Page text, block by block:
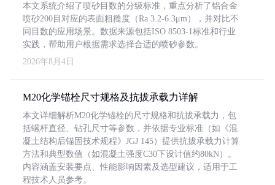
本文系统介绍了喷砂目数的分级标准，重点分析了铝合金
喷砂200目对应的表面粗糙度（Ra 3.2-6.3μm），并对比不
同目数的应用场景。数据来源包括ISO 8503-1标准和行业
实践，帮助用户根据需求选择合适的喷砂参数。
2026年8月4日
M20化学锚栓尺寸规格及抗拔承载力详解
本文详细解析M20化学锚栓的尺寸规格和抗拔承载力，包
括螺杆直径、钻孔尺寸等参数，并依据专业标准（如《混
凝土结构后锚固技术规程》JGJ 145）提供抗拔承载力计算
方法和典型数值（如混凝土强度C30下设计值约80kN）。
内容涵盖安装要点、性能影响因素及选型建议，适用于工
程技术人员参考。